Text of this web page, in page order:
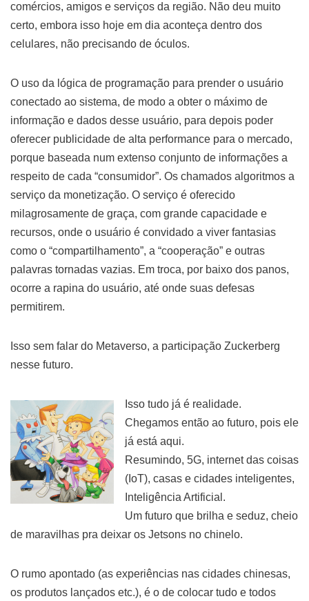
comércios, amigos e serviços da região. Não deu muito
certo, embora isso hoje em dia aconteça dentro dos
celulares, não precisando de óculos.
O uso da lógica de programação para prender o usuário
conectado ao sistema, de modo a obter o máximo de
informação e dados desse usuário, para depois poder
oferecer publicidade de alta performance para o mercado,
porque baseada num extenso conjunto de informações a
respeito de cada “consumidor”. Os chamados algoritmos a
serviço da monetização. O serviço é oferecido
milagrosamente de graça, com grande capacidade e
recursos, onde o usuário é convidado a viver fantasias
como o “compartilhamento”, a “cooperação” e outras
palavras tornadas vazias. Em troca, por baixo dos panos,
ocorre a rapina do usuário, até onde suas defesas
permitirem.
Isso sem falar do Metaverso, a participação Zuckerberg
nesse futuro.
Isso tudo já é realidade.
Chegamos então ao futuro, pois ele
já está aqui.
Resumindo, 5G, internet das coisas
(IoT), casas e cidades inteligentes,
Inteligência Artificial.
Um futuro que brilha e seduz, cheio
de maravilhas pra deixar os Jetsons no chinelo.
O rumo apontado (as experiências nas cidades chinesas,
os produtos lançados etc.), é o de colocar tudo e todos